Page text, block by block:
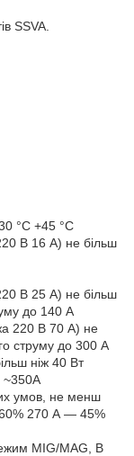
SSVA.
°C +45 °C
В 16 А) не більш
В 25 А) не більш
до 140 А
220 В 70 А) не
струму до 300 А
ніж 40 Вт
~350А
умов, не менш
270 А — 45%
MIG/MAG, В